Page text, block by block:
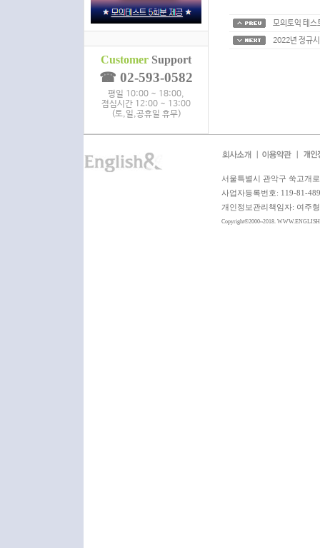
Customer Support
☎ 02-593-0582
평일 10:00 ~ 18:00,
점심시간 12:00 ~ 13:00
(토,일,공휴일 휴무)
모의토익 테
2022년 정규
서울특별시 관악구 쑥고개
사업자등록번호: 119-81-
개인정보관리책임자: 여주
Copyright©2000~2018.